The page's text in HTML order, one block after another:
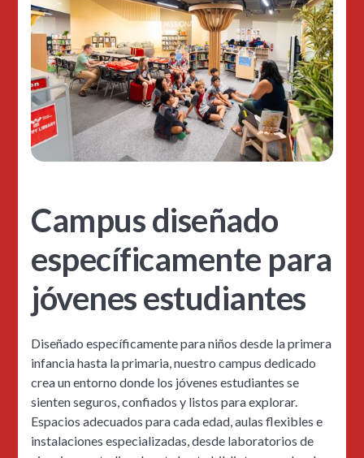
Campus diseñado
específicamente para
jóvenes estudiantes
Diseñado específicamente para niños desde la primera
infancia hasta la primaria, nuestro campus dedicado
crea un entorno donde los jóvenes estudiantes se
sienten seguros, confiados y listos para explorar.
Espacios adecuados para cada edad, aulas flexibles e
instalaciones especializadas, desde laboratorios de